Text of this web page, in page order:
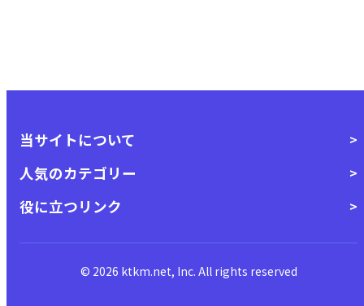
当サイトについて
人気のカテゴリー
役に立つリンク
© 2026 ktkm.net, Inc. All rights reserved